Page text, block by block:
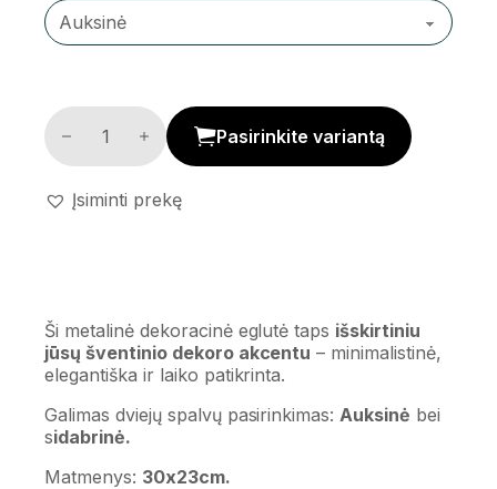
Metalinė dekoratyvinė eglutė kiekis
Pasirinkite variantą
Įsiminti prekę
Ši metalinė dekoracinė eglutė taps išskirtiniu
jūsų šventinio dekoro akcentu – minimalistinė,
elegantiška ir laiko patikrinta.
Galimas dviejų spalvų pasirinkimas: Auksinė bei
sidabrinė.
Matmenys: 30x23cm.